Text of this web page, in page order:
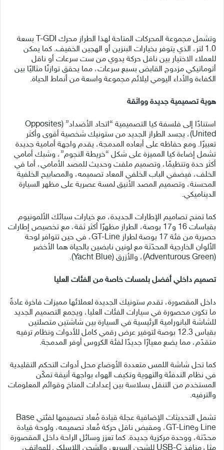
وتشمل مجموعة المحركات المتاحة لهذا الطراز محرك T-GDI بسعة
1.0 لتر، الذي يتوفر بخيارات البنزين أو الهجين الخفيف. كما يمكن
للعملاء الاختيار بين ناقل حركة يدوي من ست سرعات أو ناقل
أتوماتيكي مزدوج القابض بسبع سرعات، مما يحقق توازنًا مثاليًا بين
الكفاءة والأداء اليومي ليلائم مجموعة واسعة من أنماط الحياة.
هوية تصميمية جديدة وواثقة
استنادًا إلى فلسفة كيا التصميمية “اتحاد الأضداد” (Opposites
United)، يجسد الطراز الجديد من ستونيك شخصية أقوى وأكثر
تعبيرًا. ومع حفاظه على أبعاده المدمجة، يقدم واجهة أمامية جديدة
تشمل إضاءة كيا المميزة على شكل “خريطة النجوم”، وشبك أمامي
أكثر حدة وتنظيمًا، وتصميم ملفت وحديث للمصد الأمامي، أما في
الخلف، فيضفي الباب الخلفي المعاد تصميمه، والمصابيح الخلفية
المحسنة، وتصميم المصد الأنيق لمسة عصرية على مظهر السيارة
الديناميكي.
كما تمنح تصاميم الإطارات الجديدة، مع خيارات سبائك الألمونيوم
بقياسات 16 و17 بوصة، الطراز مظهرًا أكثر ثقة، مع تخصيص إطارات
حصرية من فئة 17 بوصة لطراز GT-Line، في حين تتوافر لوحة
الألوان الخارجية المحدّثة مع لونين نابضين بالحياة هما الأخضر
(Adventurous Green)، والأزرق (Yacht Blue).
تصميم داخلي أفضل بلمسات خاصة من الفئات العليا
داخل المقصورة، تقدم ستونيك الجديدة لعملائها مميزات فاخرة عادةً
ما تكون محصورة في سيارات الفئات العليا، ويجمع التصميم الجديد
للشاشة البانورامية الرئيسية في السيارة بين شاشتين متصلتين
بقياس 12.3 بوصة لتوفير عرض رقمي كامل للأدوات ونظام ترفيه
متقدّم، مما يضع معيارًا جديدًا لفئة الكروس أوفر المدمجة.
كما تحل شاشة اللمس متعددة الأوضاع محل أدوات التحكم التقليدية
في نظام التدفئة والتهوية وتكيف الهواء بواجهة أنيقة تمكّن
المستخدم من التنقل بسلاسة بين إعدادات المناخ وقوائم المعلومات
والترفيه.
تشمل التحديثات الإضافية عجلة قيادة مُعاد تصميمها لفئتي Base
Line وGT-Line، ومقبض ناقل حركة مُعاد تصميمه، ولوحة قيادة
محدّثة، ووحدة مركزية جديدة. كما تعزز وسائل الراحة داخل المقصورة